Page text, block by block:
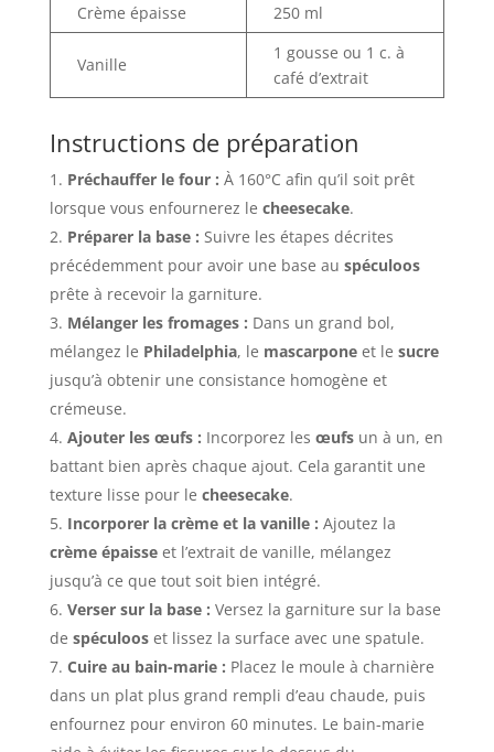
Crème épaisse
250 ml
Vanille
1 gousse ou 1 c. à
café d’extrait
Instructions de préparation
Préchauffer le four : À 160°C afin qu’il soit prêt
lorsque vous enfournerez le cheesecake.
Préparer la base : Suivre les étapes décrites
précédemment pour avoir une base au spéculoos
prête à recevoir la garniture.
Mélanger les fromages : Dans un grand bol,
mélangez le Philadelphia, le mascarponeet le sucre
jusqu’à obtenir une consistance homogène et
crémeuse.
Ajouter les œufs : Incorporez les œufsun à un, en
battant bien après chaque ajout. Cela garantit une
texture lisse pour le cheesecake.
Incorporer la crème et la vanille : Ajoutez la
crème épaisseet l’extrait de vanille, mélangez
jusqu’à ce que tout soit bien intégré.
Verser sur la base : Versez la garniture sur la base
de spéculooset lissez la surface avec une spatule.
Cuire au bain-marie : Placez le moule à charnière
dans un plat plus grand rempli d’eau chaude, puis
enfournez pour environ 60 minutes. Le bain-marie